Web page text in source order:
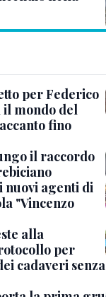
per Federico
il mondo del
fino
il raccordo
agenti di
"Vincenzo
alla
per
cadaveri senza